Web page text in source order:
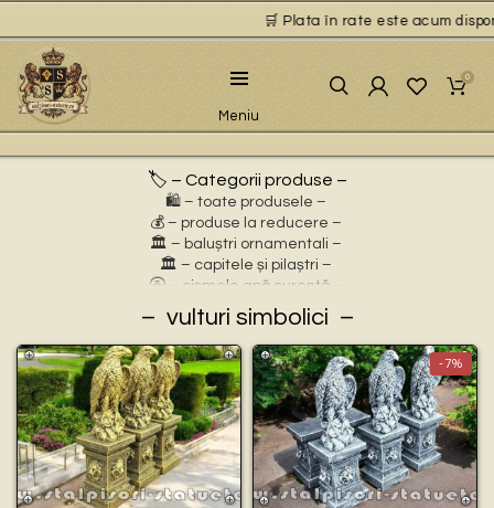
🛒 Plata în rate este acum
Meniu
0
🏷️ – Categorii produse –
🛍️ – toate produsele –
💰 – produse la reducere –
🏛 – baluștri ornamentali –
🏛 – capitele și pilaștri –
🚰 – cișmele apă curentă –
⛲ – fântâni arteziene –
🎀 – idei de cadouri –
🪴 – jardiniere cu personaje –
🌸 – jardiniere pentru flori –
🏗 – socluri și stative –
🦌 – statuete animale sălbatice –
🐕 – statuete animale domestice –
🧘 – statuete buddha –
🧺 – statuete cu coșulețe –
🐉 – statuete gargoyles –
vulturi simbolici
-7%